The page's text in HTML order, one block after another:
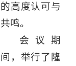
的高度认可与
共鸣。
会议期
间，举行了隆